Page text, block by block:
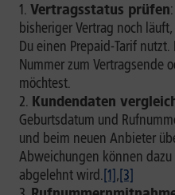
Vertragsstatus prüfen
bisheriger Vertrag noch
Du einen Prepaid-Tarif
Nummer zum Vertragsende
möchtest.
Kundendaten
Geburtsdatum und
und beim neuen Anbieter
Abweichungen können
abgelehnt wird.[1],[3]